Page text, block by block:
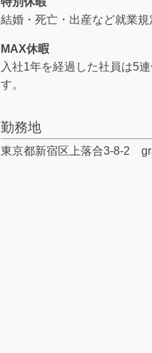
結婚・死亡・出産など就業規
MAX休暇
入社1年を経過した社員は5
す。
勤務地
東京都新宿区上落合3-8-2